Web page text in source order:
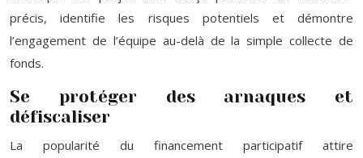
précis, identifie les risques potentiels et démontre
l’engagement de l’équipe au-delà de la simple collecte de
fonds.
Se protéger des arnaques et
défiscaliser
La popularité du financement participatif attire